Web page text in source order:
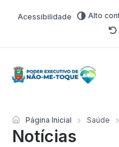
Acessibilidade Alto
Notícias
Página Inicial Saúde